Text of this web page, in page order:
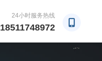
24小时服务热线
18511748972